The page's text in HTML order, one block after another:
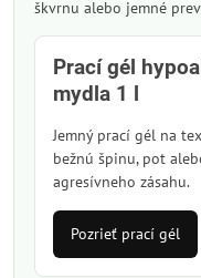
škvrnu alebo jemné
Prací gél
mydla 1 l
Jemný prací gél na
bežnú špinu, pot
agresívneho zásahu.
Pozrieť prací gél